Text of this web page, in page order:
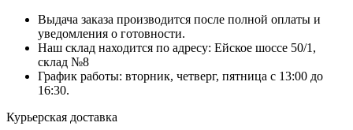
Выдача заказа производится после полной оплаты и
уведомления о готовности.
Наш склад находится по адресу: Ейское шоссе 50/1,
склад №8
График работы: вторник, четверг, пятница с 13:00 до
16:30.
Курьерская доставка